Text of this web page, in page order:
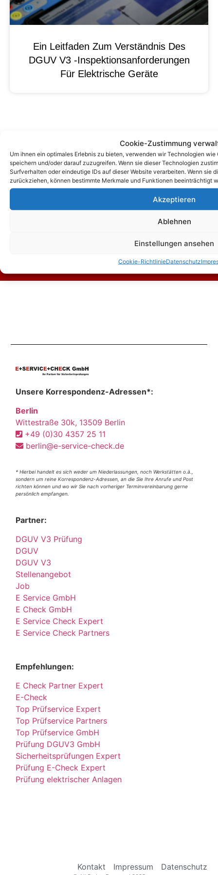
Cookie-Zustimmung
Um ihnen ein optimales Erlebnis zu bieten, verwenden wir Technologien
speichern und/oder darauf zuzugreifen. Wenn sie dieser Technologien
Surfverhalten oder eindeutige IDs auf dieser Website verarbeiten. Wenn sie
zurückziehen, können bestimmte Merkmale und Funktionen beeinträchtigt
Akzeptieren
Ablehnen
Einstellungen ansehen
Cookie-RichtlinieDatenschutz
Ein Leitfaden Zum Verständnis Des
DGUV V3 -Inspektionsanforderungen
Für Elektrische Geräte
Zum Kontaktformular
Unsere Korrespondenz-Adressen*:
Berlin
Wittestraße 30k, 13509 Berlin
+49 (0)30 4357 25 11
berlin@e-service-check.de
* Hierbei handelt es sich weder um Niederlassungen, noch Werkstätten o.ä.,
sondern um reine Korrespondenz-Adressen, an die Sie Ihre Anrufe und Post
richten können und wo wir Sie nach vorheriger Terminvereinbarung gerne
persönlich empfangen.
Partner:
DGUV V3 Prüfung
DGUV
DGUV V3
Stellenangebot
Job
E Service GmbH
E Check GmbH
E Service Check Expert
E Service Check Partners
Empfehlungen:
E Check Partner Expert
E-Check
Top Prüfservice Expert
Top Prüfservice Partners
Top Prüfservice GmbH
Prüfung DGUV3 GmbH
Sicherheitsprüfungen Expert
Prüfung E-Check Expert
Prüfung elektrischer Anlagen
Kontakt Impressum Datenschutz